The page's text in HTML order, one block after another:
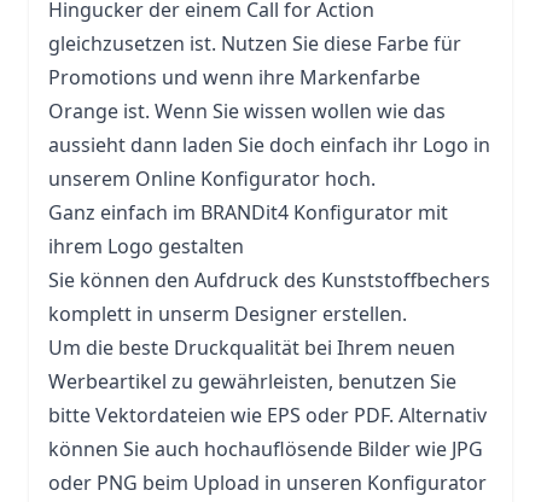
Hingucker der einem Call for Action
gleichzusetzen ist. Nutzen Sie diese Farbe für
Promotions und wenn ihre Markenfarbe
Orange ist. Wenn Sie wissen wollen wie das
aussieht dann laden Sie doch einfach ihr Logo in
unserem Online Konfigurator hoch.
Ganz einfach im BRANDit4 Konfigurator mit
ihrem Logo gestalten
Sie können den Aufdruck des Kunststoffbechers
komplett in unserm Designer erstellen.
Um die beste Druckqualität bei Ihrem neuen
Werbeartikel zu gewährleisten, benutzen Sie
bitte Vektordateien wie EPS oder PDF. Alternativ
können Sie auch hochauflösende Bilder wie JPG
oder PNG beim Upload in unseren Konfigurator